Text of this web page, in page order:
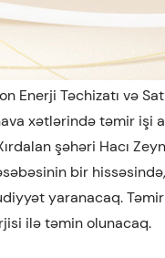
Enerji Təchizatı və
xətlərində təmir
şəhəri Hacı
bir
yaranacaq.
ilə təmin olunacaq.